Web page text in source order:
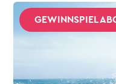
GEWINNSPIEL